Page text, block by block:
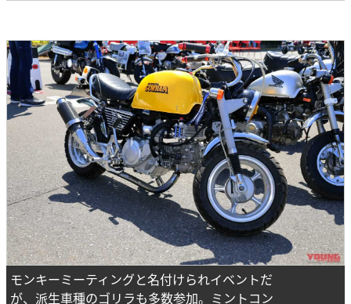
モンキーミーティングと名付けられイベントだ
が、派生車種のゴリラも多数参加。ミントコン